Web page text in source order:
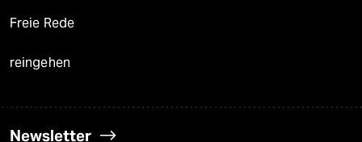
Freie Rede
reingehen
Newsletter